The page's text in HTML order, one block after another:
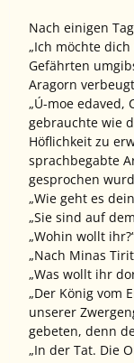
Nach einigen
„Ich möchte
Gefährten
Aragorn
„Ú-moe
gebrauchte wie
Höflichkeit zu
sprachbegabte
gesprochen
„Wie geht es
„Sie sind auf
„Wohin wollt
„Nach Minas
„Was wollt ihr
„Der König vom
unserer
gebeten, denn
„In der Tat. Die